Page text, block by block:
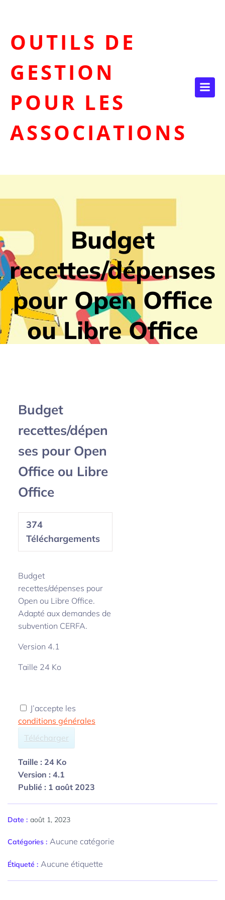
OUTILS DE
GESTION
POUR LES
ASSOCIATIONS
Budget
recettes/dépenses
pour Open Office
ou Libre Office
Budget
recettes/dépen
ses pour Open
Office ou Libre
Office
374
Téléchargements
Budget
recettes/dépenses pour
Open ou Libre Office.
Adapté aux demandes de
subvention CERFA.
Version 4.1
Taille 24 Ko
J’accepte les
conditions générales
Télécharger
Taille : 24 Ko
Version : 4.1
Publié : 1 août 2023
Date : août 1, 2023
Catégories : Aucune catégorie
Étiqueté : Aucune étiquette